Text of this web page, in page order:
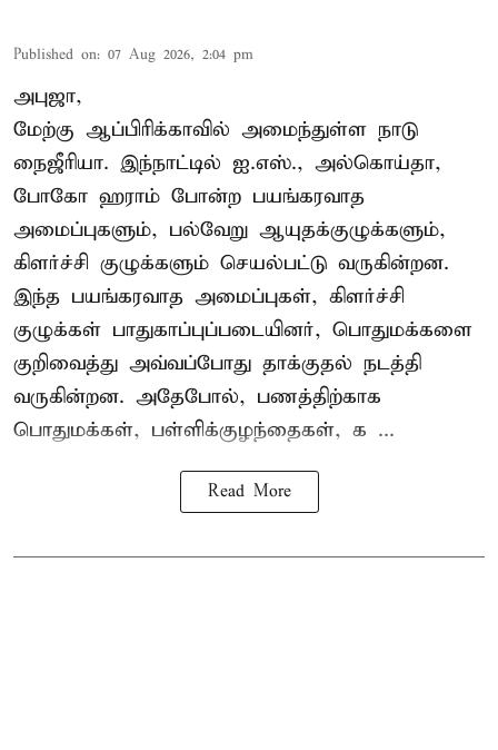
Published on: 07 Aug 2026, 2:04 pm
அபுஜா,
மேற்கு ஆப்பிரிக்காவில் அமைந்துள்ள நாடு
நைஜீரியா. இந்நாட்டில் ஐ.எஸ்., அல்கொய்தா,
போகோ ஹராம் போன்ற பயங்கரவாத
அமைப்புகளும், பல்வேறு ஆயுதக்குழுக்களும்,
கிளர்ச்சி குழுக்களும் செயல்பட்டு வருகின்றன.
இந்த பயங்கரவாத அமைப்புகள், கிளர்ச்சி
குழுக்கள் பாதுகாப்புப்படையினர், பொதுமக்களை
குறிவைத்து அவ்வப்போது தாக்குதல் நடத்தி
வருகின்றன. அதேபோல், பணத்திற்காக
பொதுமக்கள், பள்ளிக்குழந்தைகள், க ...
Read More